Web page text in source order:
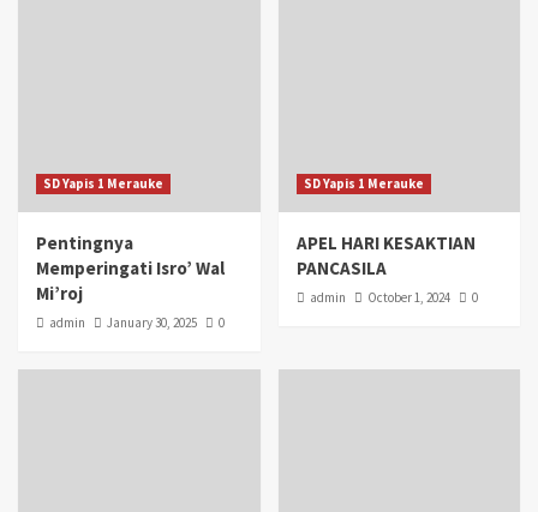
SD Yapis 1 Merauke
Pentingnya
Memperingati Isro’ Wal
Mi’roj
admin January 30, 2025 0
SD Yapis 1 Merauke
APEL HARI KESAKTIAN
PANCASILA
admin October 1, 2024 0